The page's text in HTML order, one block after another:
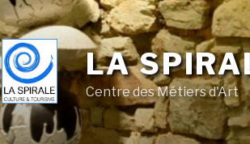
LA
Centre des Métiers d'Art